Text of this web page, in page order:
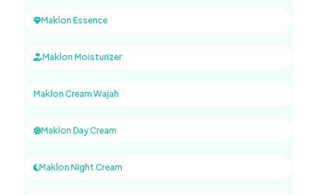
Maklon Essence
Maklon Moisturizer
Maklon Cream Wajah
Maklon Day Cream
Maklon Night Cream